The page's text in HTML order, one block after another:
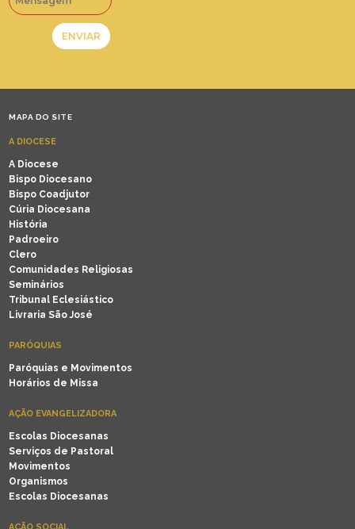
MAPA DO SITE
A DIOCESE
A Diocese
Bispo Diocesano
Bispo Coadjutor
Cúria Diocesana
História
Padroeiro
Clero
Comunidades Religiosas
Seminários
Tribunal Eclesiástico
Livraria São José
PARÓQUIAS
Paróquias e Movimentos
Horários de Missa
AÇÃO EVANGELIZADORA
Escolas Diocesanas
Serviços de Pastoral
Movimentos
Organismos
Escolas Diocesanas